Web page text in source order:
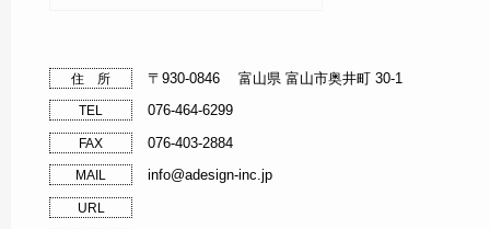
住 所 〒930-0846 富山県 富山市奥井町 30-1
TEL 076-464-6299
FAX 076-403-2884
MAIL info@adesign-inc.jp
URL